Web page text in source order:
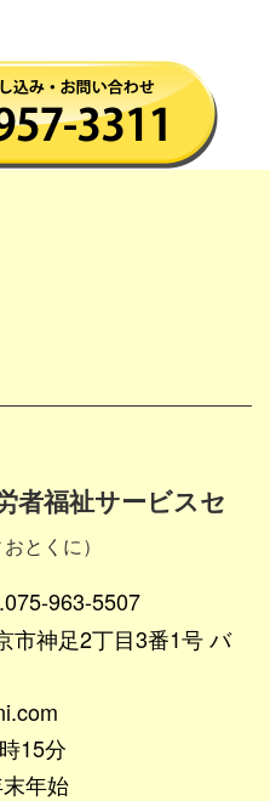
者福祉サービスセ
とくに）
963-5507
市神足2丁目3番1号 バ
15分
年始